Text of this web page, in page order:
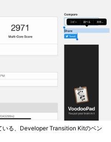
る、Developer Transition Kitのベン